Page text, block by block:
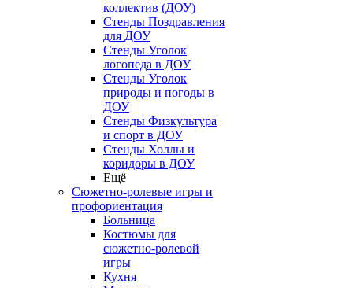
коллектив (ДОУ)
Стенды Поздравления
для ДОУ
Стенды Уголок
логопеда в ДОУ
Стенды Уголок
природы и погоды в
ДОУ
Стенды Физкультура
и спорт в ДОУ
Стенды Холлы и
коридоры в ДОУ
Ещё
Сюжетно-ролевые игры и
профориентация
Больница
Костюмы для
сюжетно-ролевой
игры
Кухня